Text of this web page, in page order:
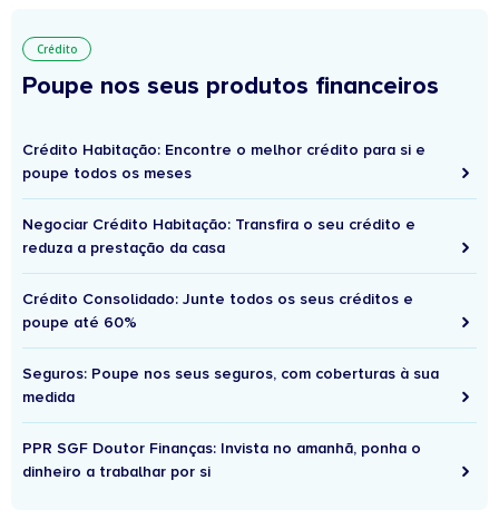
Crédito
Poupe nos seus produtos financeiros
Crédito Habitação: Encontre o melhor crédito para si e
poupe todos os meses
Negociar Crédito Habitação: Transfira o seu crédito e
reduza a prestação da casa
Crédito Consolidado: Junte todos os seus créditos e
poupe até 60%
Seguros: Poupe nos seus seguros, com coberturas à sua
medida
PPR SGF Doutor Finanças: Invista no amanhã, ponha o
dinheiro a trabalhar por si